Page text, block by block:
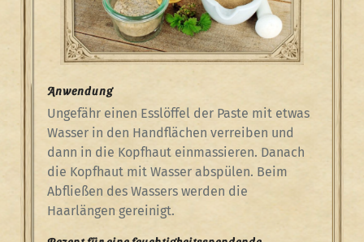
Anwendung
Ungefähr einen Esslöffel der Paste mit etwas
Wasser in den Handflächen verreiben und
dann in die Kopfhaut einmassieren. Danach
die Kopfhaut mit Wasser abspülen. Beim
Abfließen des Wassers werden die
Haarlängen gereinigt.